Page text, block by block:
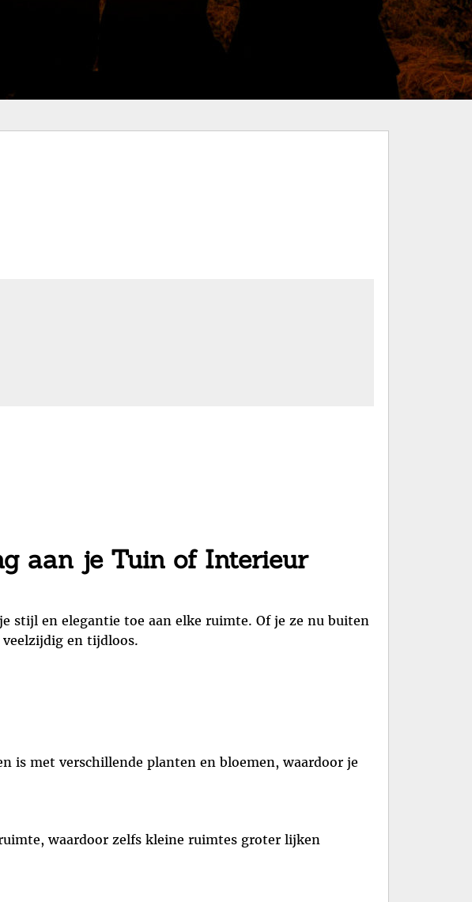
aan je Tuin of Interieur
stijl en elegantie toe aan elke ruimte. Of je ze nu buiten
en tijdloos.
is met verschillende planten en bloemen, waardoor je
waardoor zelfs kleine ruimtes groter lijken